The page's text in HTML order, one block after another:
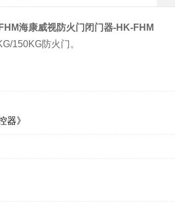
海康威视防火门闭门器-HK-FHM
150KG防火门。
器》